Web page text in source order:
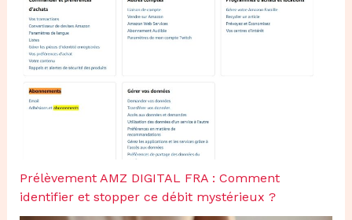
Prélèvement AMZ DIGITAL FRA : Comment
identifier et stopper ce débit mystérieux ?